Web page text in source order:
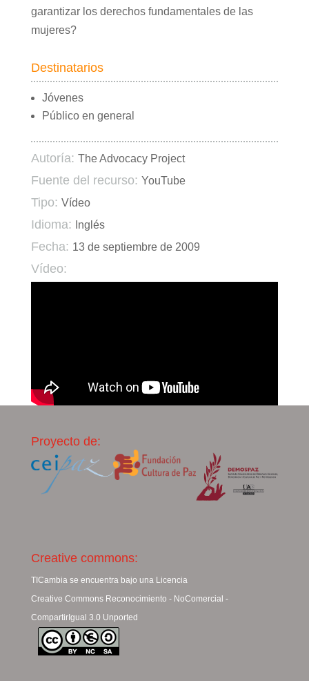
garantizar los derechos fundamentales de las
mujeres?
Destinatarios
Jóvenes
Público en general
Autoría: The Advocacy Project
Fuente del recurso: YouTube
Tipo: Vídeo
Idioma: Inglés
Fecha: 13 de septiembre de 2009
Vídeo:
Proyecto de:
Creative commons:
TICambia se encuentra bajo una Licencia
Creative Commons Reconocimiento - NoComercial -
CompartirIgual 3.0 Unported